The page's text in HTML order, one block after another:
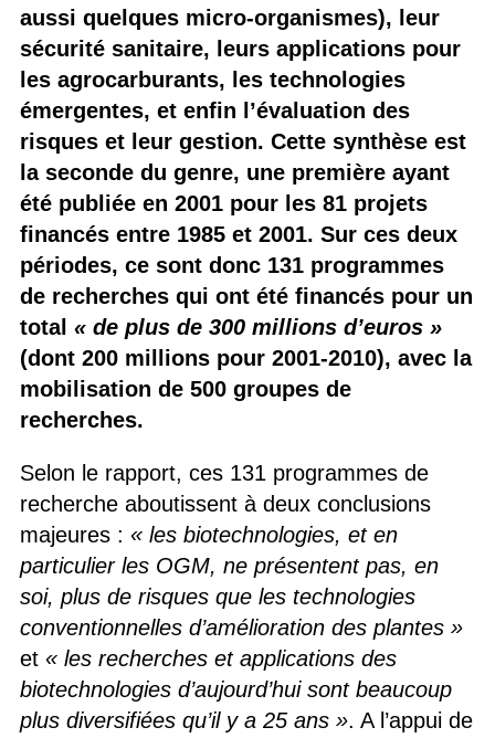
aussi quelques micro-organismes), leur
sécurité sanitaire, leurs applications pour
les agrocarburants, les technologies
émergentes, et enfin l’évaluation des
risques et leur gestion. Cette synthèse est
la seconde du genre, une première ayant
été publiée en 2001 pour les 81 projets
financés entre 1985 et 2001. Sur ces deux
périodes, ce sont donc 131 programmes
de recherches qui ont été financés pour un
total « de plus de 300 millions d’euros »
(dont 200 millions pour 2001-2010), avec la
mobilisation de 500 groupes de
recherches.
Selon le rapport, ces 131 programmes de
recherche aboutissent à deux conclusions
majeures : « les biotechnologies, et en
particulier les OGM, ne présentent pas, en
soi, plus de risques que les technologies
conventionnelles d’amélioration des plantes »
et « les recherches et applications des
biotechnologies d’aujourd’hui sont beaucoup
plus diversifiées qu’il y a 25 ans ». A l’appui de